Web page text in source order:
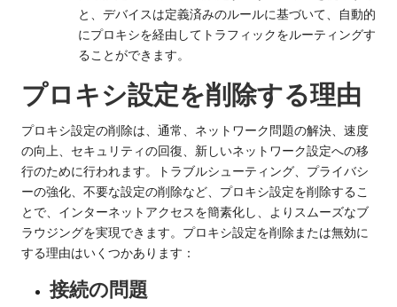
と、デバイスは定義済みのルールに基づいて、自動的
にプロキシを経由してトラフィックをルーティングす
ることができます。
プロキシ設定を削除する理由
プロキシ設定の削除は、通常、ネットワーク問題の解決、速度
の向上、セキュリティの回復、新しいネットワーク設定への移
行のために行われます。トラブルシューティング、プライバシ
ーの強化、不要な設定の削除など、プロキシ設定を削除するこ
とで、インターネットアクセスを簡素化し、よりスムーズなブ
ラウジングを実現できます。プロキシ設定を削除または無効に
する理由はいくつかあります：
接続の問題